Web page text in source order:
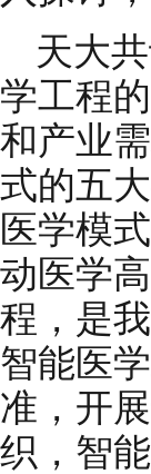
天大
学工程
和产业
式的五
医学模
动医学
程，是
智能医
准，开
织，智